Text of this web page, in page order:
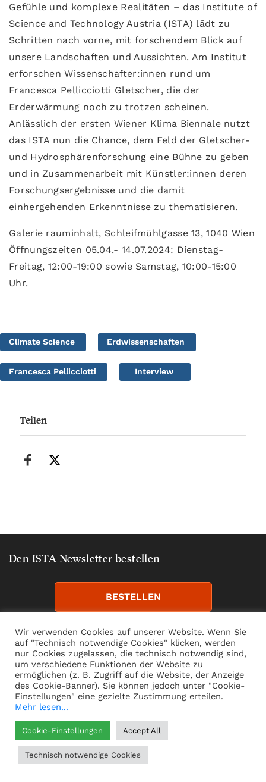
Gefühle und komplexe Realitäten – das Institute of
Science and Technology Austria (ISTA) lädt zu
Schritten nach vorne, mit forschendem Blick auf
unsere Landschaften und Aussichten. Am Institut
erforschen Wissenschafter:innen rund um
Francesca Pellicciotti Gletscher, die der
Erderwärmung noch zu trotzen scheinen.
Anlässlich der ersten Wiener Klima Biennale nutzt
das ISTA nun die Chance, dem Feld der Gletscher-
und Hydrosphärenforschung eine Bühne zu geben
und in Zusammenarbeit mit Künstler:innen deren
Forschungsergebnisse und die damit
einhergehenden Erkenntnisse zu thematisieren.
Galerie rauminhalt, Schleifmühlgasse 13, 1040 Wien
Öffnungszeiten 05.04.- 14.07.2024: Dienstag-
Freitag, 12:00-19:00 sowie Samstag, 10:00-15:00
Uhr.
Climate Science Erdwissenschaften
Francesca Pellicciotti Interview
Teilen
Den ISTA Newsletter bestellen
BESTELLEN
FOLGEN SIE
UNS
FORSCHUNG
Wir verwenden Cookies auf unserer Website. Wenn Sie
auf "Technisch notwendige Cookies" klicken, werden
nur Cookies zugelassen, die technisch notwendig sind,
um verschiedene Funktionen der Website zu
ermöglichen (z. B. Zugriff auf die Website, der Anzeige
des Cookie-Banner). Sie können jedoch unter "Cookie-
Einstellungen" eine gezielte Zustimmung erteilen.
Mehr lesen...
Cookie-Einstellungen Accept All
Technisch notwendige Cookies